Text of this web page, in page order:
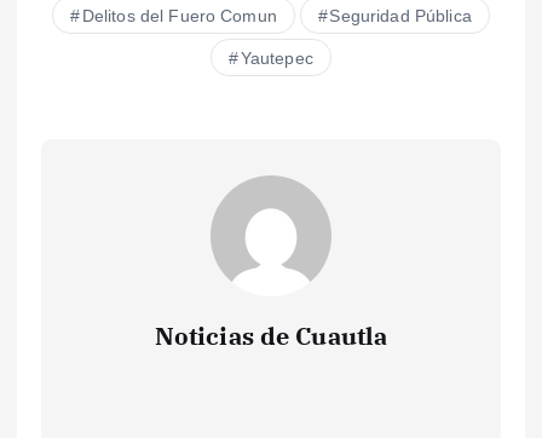
Delitos del Fuero Comun Seguridad Pública
Yautepec
Noticias de Cuautla